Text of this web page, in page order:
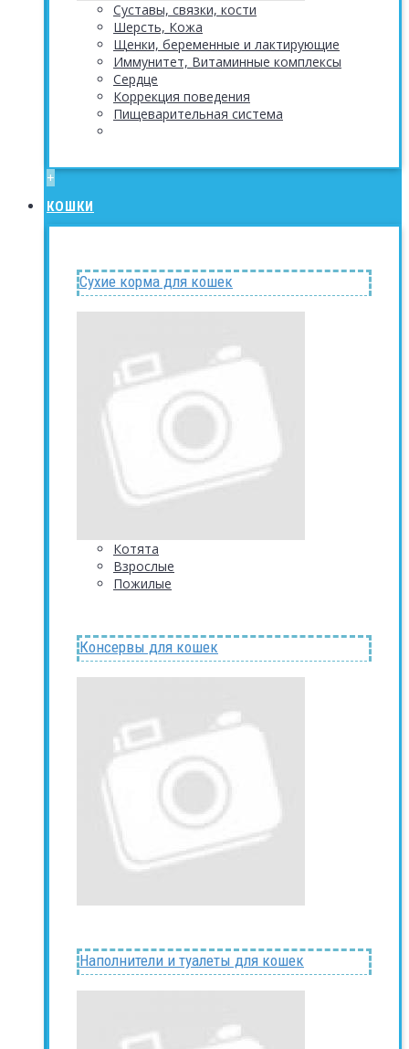
Суставы, связки, кости
Шерсть, Кожа
Щенки, беременные и лактирующие
Иммунитет, Витаминные комплексы
Сердце
Коррекция поведения
Пищеварительная система
+
КОШКИ
Сухие корма для кошек
Котята
Взрослые
Пожилые
Консервы для кошек
Наполнители и туалеты для кошек